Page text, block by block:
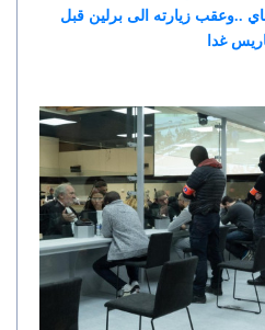
..وعقب زيارته الى برلين قبل
غدا